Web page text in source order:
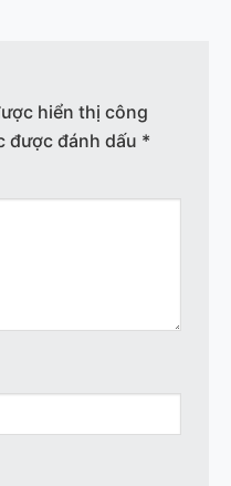
hiển thị công
được đánh dấu *